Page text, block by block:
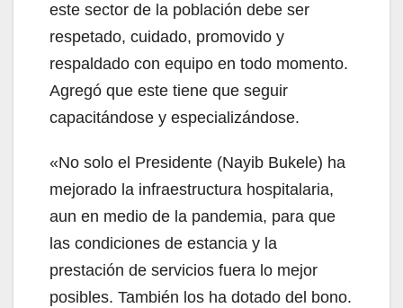
este sector de la población debe ser
respetado, cuidado, promovido y
respaldado con equipo en todo momento.
Agregó que este tiene que seguir
capacitándose y especializándose.
«No solo el Presidente (Nayib Bukele) ha
mejorado la infraestructura hospitalaria,
aun en medio de la pandemia, para que
las condiciones de estancia y la
prestación de servicios fuera lo mejor
posibles. También los ha dotado del bono.